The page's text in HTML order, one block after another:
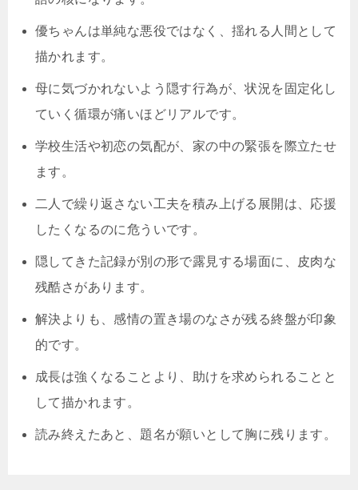
優ちゃんは単純な悪役ではなく、揺れる人間として
描かれます。
母に気づかれないよう隠す行為が、状況を固定化し
ていく循環が痛いほどリアルです。
学校生活や初恋の気配が、家の中の緊張を際立たせ
ます。
二人で繰り返さない工夫を積み上げる展開は、応援
したくなるのに危ういです。
隠してきた記録が別の形で露見する場面に、皮肉な
残酷さがあります。
解決よりも、感情の置き場のなさが残る終盤が印象
的です。
成長は強くなることより、助けを求められることと
して描かれます。
読み終えたあと、題名が願いとして胸に残ります。